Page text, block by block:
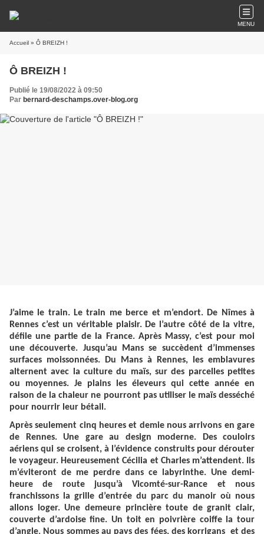
MENU
Accueil » Ô BREIZH !
Ô BREIZH !
Publié le 19/08/2022 à 09:50
Par bernard-deschamps.over-blog.org
J’aime le train. Le train me berce et m’endort. De Nîmes à
Rennes c’est un véritable plaisir. De l’autre côté de la vitre,
défile une partie de la France. Après Massy, c’est pour moi
une découverte. Jusqu’au Mans se succèdent d’immenses
surfaces moissonnées. Du Mans à Rennes, les emblavures
alternent avec la culture du maïs, sur des parcelles petites
ou moyennes. Je plains les éleveurs qui cette année en
raison de la chaleur ne pourront pas utiliser le maïs desséché
pour nourrir leur bétail.
Après seulement cinq heures et demie nous arrivons en gare
de Rennes. Une gare au design moderne. Des couloirs
aériens qui se croisent, à l’évidence construits pour dérouter
le voyageur. Heureusement Cécilia et Charles m’attendent. Ils
m’éviteront de me perdre dans ce labyrinthe. Une demi-
heure de route jusqu’à Vicomté-sur-Rance et nous
franchissons la grille d’entrée du parc du manoir où nous
allons loger. Une demeure princière toute de granit clair,
couverte d’ardoise fine. Un toit en poivrière coiffe la tour
d’angle. Nous sommes au pays des fées, des korrigans et des